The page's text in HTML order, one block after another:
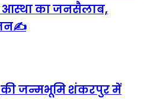
आस्था का जनसैलाब,
की जन्मभूमि शंकरपुर में